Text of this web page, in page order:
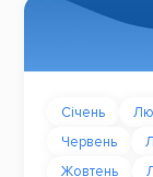
Січень
Червень
Жовтень